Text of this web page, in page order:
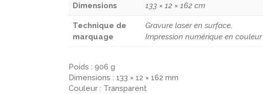
Dimensions 133 × 12 × 162 cm
Technique de
marquage
Gravure laser en surface,
Impression numérique en couleur
Poids : 906 g
Dimensions : 133 × 12 × 162 mm
Couleur : Transparent